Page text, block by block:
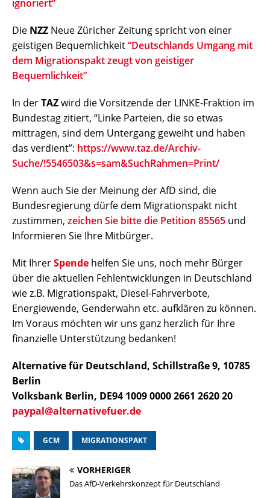
ignoriert”
Die NZZ Neue Züricher Zeitung spricht von einer
geistigen Bequemlichkeit“Deutschlands Umgang mit
dem Migrationspakt zeugt von geistiger
Bequemlichkeit”
In derTAZwird die Vorsitzende der LINKE-Fraktion im
Bundestag zitiert, “Linke Parteien, die so etwas
mittragen, sind dem Untergang geweiht und haben
das verdient”: https://www.taz.de/Archiv-
Suche/!5546503&s=sam&SuchRahmen=Print/
Wenn auch Sie der Meinung der AfD sind, die
Bundesregierung dürfe dem Migrationspakt nicht
zustimmen, zeichen Sie bitte die Petition 85565 und
Informieren Sie Ihre Mitbürger.
Mit IhrerSpende helfen Sie uns, noch mehr Bürger
über die aktuellen Fehlentwicklungen in Deutschland
wie z.B. Migrationspakt, Diesel-Fahrverbote,
Energiewende, Genderwahn etc. aufklären zu können.
Im Voraus möchten wir uns ganz herzlich für Ihre
finanzielle Unterstützung bedanken!
Alternative für Deutschland, Schillstraße 9, 10785
Berlin
Volksbank Berlin, DE94 1009 0000 2661 2620 20
paypal@alternativefuer.de
GCM MIGRATIONSPAKT
VORHERIGER
Das AfD-Verkehrskonzept für Deutschland